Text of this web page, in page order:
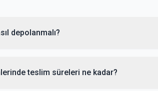
depolanmalı?
teslim süreleri ne kadar?